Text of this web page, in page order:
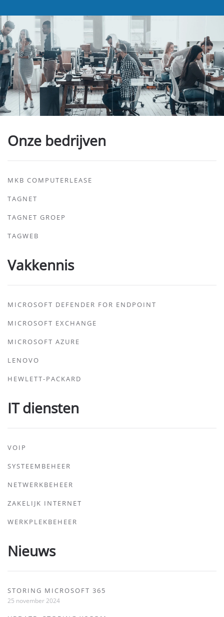
Onze bedrijven
MKB COMPUTERLEASE
TAGNET
TAGNET GROEP
TAGWEB
Vakkennis
MICROSOFT DEFENDER FOR ENDPOINT
MICROSOFT EXCHANGE
MICROSOFT AZURE
LENOVO
HEWLETT-PACKARD
IT diensten
VOIP
SYSTEEMBEHEER
NETWERKBEHEER
ZAKELIJK INTERNET
WERKPLEKBEHEER
Nieuws
STORING MICROSOFT 365
25 november 2024